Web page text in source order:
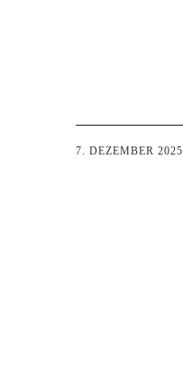
7. DEZEMBER 2025